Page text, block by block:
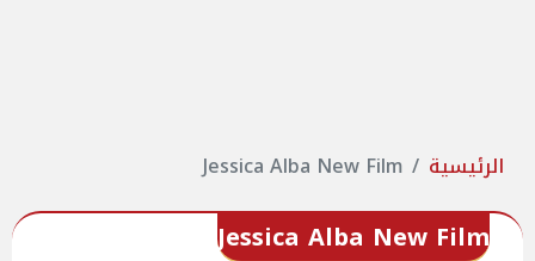
الرئيسية Jessica Alba New Film
Jessica Alba New Film